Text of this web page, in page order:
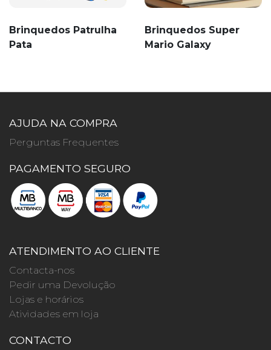
Brinquedos Patrulha
Pata
Brinquedos Super
Mario Galaxy
AJUDA NA COMPRA
Perguntas Frequentes
PAGAMENTO SEGURO
ATENDIMENTO AO CLIENTE
Contacta-nos
Pedir uma Devolução
Lojas e horários
Atividades em loja
CONTACTO